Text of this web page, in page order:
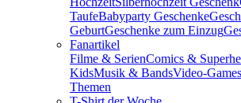
TaufeBabyparty Geschenke
GeburtGeschenke zum Einzug
Fanartikel
Filme & SerienComics &
KidsMusik & BandsVideo-
Themen